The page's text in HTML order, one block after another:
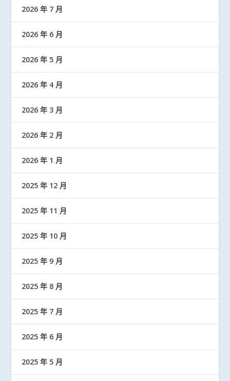
2026 年 7 月
2026 年 6 月
2026 年 5 月
2026 年 4 月
2026 年 3 月
2026 年 2 月
2026 年 1 月
2025 年 12 月
2025 年 11 月
2025 年 10 月
2025 年 9 月
2025 年 8 月
2025 年 7 月
2025 年 6 月
2025 年 5 月